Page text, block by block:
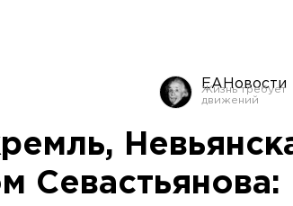
ЕАНовости
Севастьянова: